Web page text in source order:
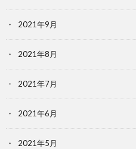
2021年9月
2021年8月
2021年7月
2021年6月
2021年5月